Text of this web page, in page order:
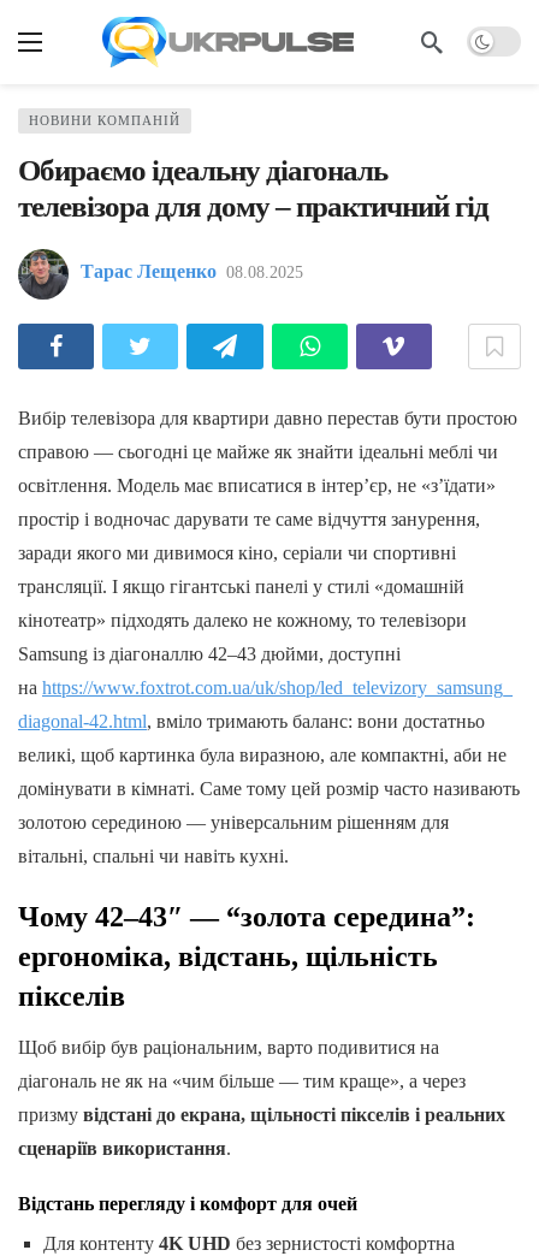
НОВИНИ КОМПАНІЙ
Обираємо ідеальну діагональ
телевізора для дому – практичний гід
Тарас Лещенко 08.08.2025
Вибір телевізора для квартири давно перестав бути простою
справою — сьогодні це майже як знайти ідеальні меблі чи
освітлення. Модель має вписатися в інтер’єр, не «з’їдати»
простір і водночас дарувати те саме відчуття занурення,
заради якого ми дивимося кіно, серіали чи спортивні
трансляції. І якщо гігантські панелі у стилі «домашній
кінотеатр» підходять далеко не кожному, то телевізори
Samsung із діагоналлю 42–43 дюйми, доступні
на https://www.foxtrot.com.ua/uk/shop/led_televizory_samsung_
diagonal-42.html, вміло тримають баланс: вони достатньо
великі, щоб картинка була виразною, але компактні, аби не
домінувати в кімнаті. Саме тому цей розмір часто називають
золотою серединою — універсальним рішенням для
вітальні, спальні чи навіть кухні.
Чому 42–43″ — “золота середина”:
ергономіка, відстань, щільність
пікселів
Щоб вибір був раціональним, варто подивитися на
діагональ не як на «чим більше — тим краще», а через
призму відстані до екрана, щільності пікселів і реальних
сценаріїв використання.
Відстань перегляду і комфорт для очей
Для контенту 4K UHD без зернистості комфортна